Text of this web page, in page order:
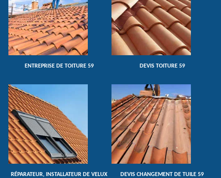
ENTREPRISE DE TOITURE 59 DEVIS TOITURE 59
RÉPARATEUR, INSTALLATEUR DE VELUX
DEVIS CHANGEMENT DE TUILE 59